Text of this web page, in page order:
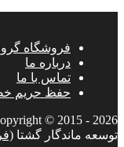
فروشگاه
درباره ما
تماس با ما
حفظ حریم
توسعه ماندگار گشتا